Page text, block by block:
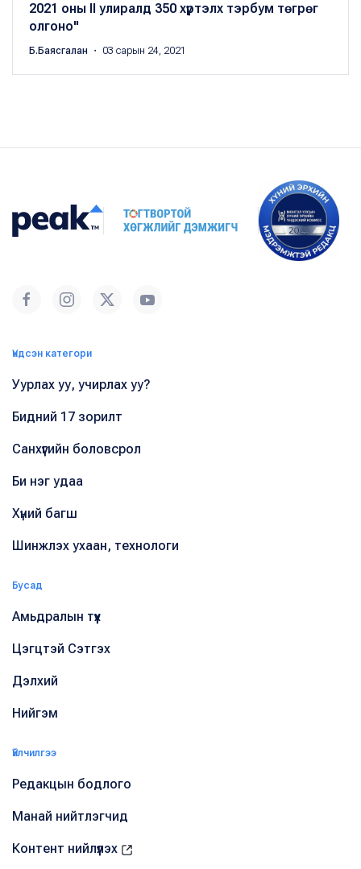
2021 оны II улиралд 350 хүртэлх тэрбум төгрөг
олгоно"
Б.Баясгалан ・ 03 сарын 24, 2021
Үндсэн категори
Уурлах уу, учирлах уу?
Бидний 17 зорилт
Санхүүгийн боловсрол
Би нэг удаа
Хүний багш
Шинжлэх ухаан, технологи
Бусад
Амьдралын түүх
Цэгцтэй Сэтгэх
Дэлхий
Нийгэм
Үйлчилгээ
Редакцын бодлого
Манай нийтлэгчид
Контент нийлүүлэх